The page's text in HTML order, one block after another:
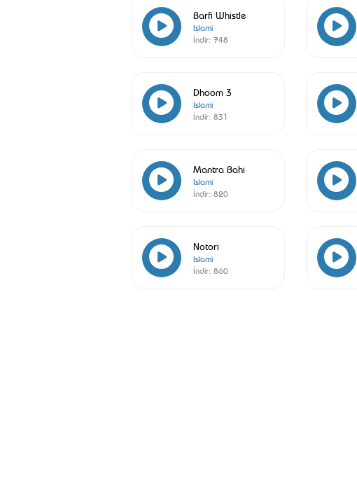
Barfi Whistle
Islami
İndir: 748
Dhoom 3
Islami
İndir: 831
Mantra Bahi
Islami
İndir: 820
Notori
Islami
İndir: 860